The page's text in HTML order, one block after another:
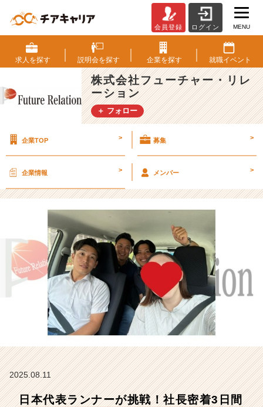
本
代
表
ラ
ン
ナ
ー
戦！
密
日
間
イ
ン
タ
ー
ン
【株
式
チ
会員登録 ログイン MENU
求人を探す 説明会を探す 企業を探す 就職イベント
株式会社フューチャー・リレ
ーション
＋ フォロー
企業TOP > 募集 >
企業情報 > メンバー >
2025.08.11
日本代表ランナーが挑戦！社長密着3日間